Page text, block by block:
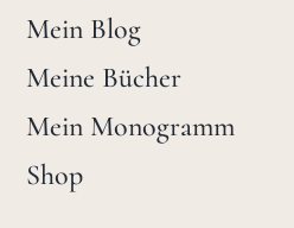
Mein Blog
Meine Bücher
Mein Monogramm
Shop